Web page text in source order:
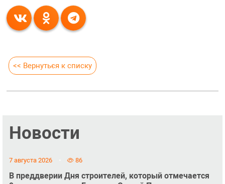
<< Вернуться к списку
Новости
7 августа 2026 86
В преддверии Дня строителей, который отмечается